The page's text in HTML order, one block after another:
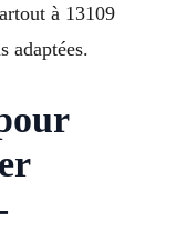
à 13109
adaptées.